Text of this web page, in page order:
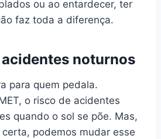
ou ao entardecer, ter
faz toda a diferença.
acidentes noturnos
para quem pedala.
o risco de acidentes
quando o sol se põe. Mas,
podemos mudar esse